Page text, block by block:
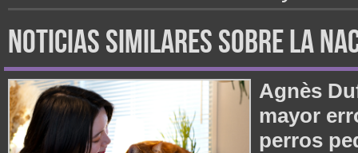
noticias similares sobre la
Agnès
mayor
perros